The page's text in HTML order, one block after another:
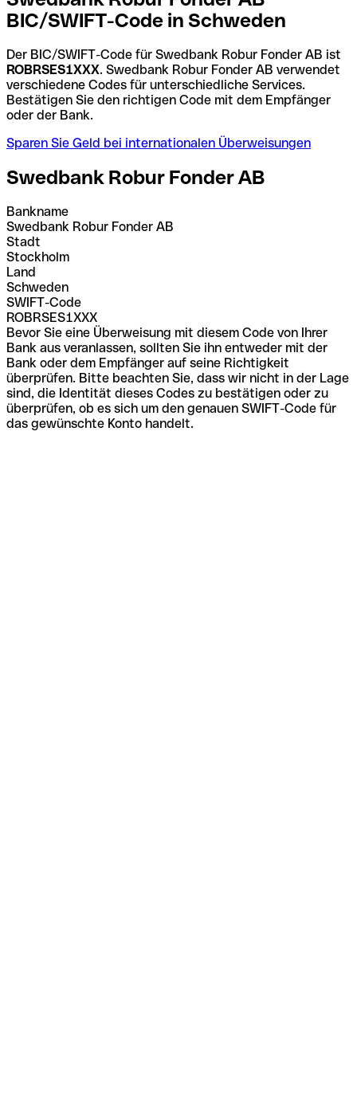
BIC/SWIFT-Code in Schweden
Der BIC/SWIFT-Code für Swedbank Robur Fonder AB ist
ROBRSES1XXX. Swedbank Robur Fonder AB verwendet
verschiedene Codes für unterschiedliche Services.
Bestätigen Sie den richtigen Code mit dem Empfänger
oder der Bank.
Sparen Sie Geld bei internationalen Überweisungen
Swedbank Robur Fonder AB
Bankname
Swedbank Robur Fonder AB
Stadt
Stockholm
Land
Schweden
SWIFT-Code
ROBRSES1XXX
Bevor Sie eine Überweisung mit diesem Code von Ihrer
Bank aus veranlassen, sollten Sie ihn entweder mit der
Bank oder dem Empfänger auf seine Richtigkeit
überprüfen. Bitte beachten Sie, dass wir nicht in der Lage
sind, die Identität dieses Codes zu bestätigen oder zu
überprüfen, ob es sich um den genauen SWIFT-Code für
das gewünschte Konto handelt.